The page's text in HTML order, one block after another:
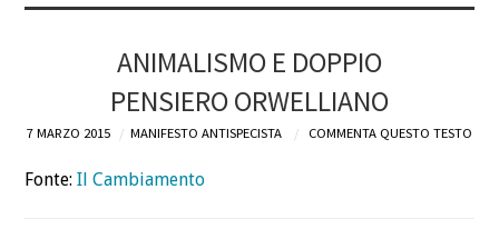
ACQUISTALO
DEFINIZIONI
CHI
ANIMALISMO E DOPPIO
PENSIERO ORWELLIANO
7 MARZO 2015 MANIFESTO ANTISPECISTA COMMENTA QUESTO TESTO
Fonte:Il Cambiamento